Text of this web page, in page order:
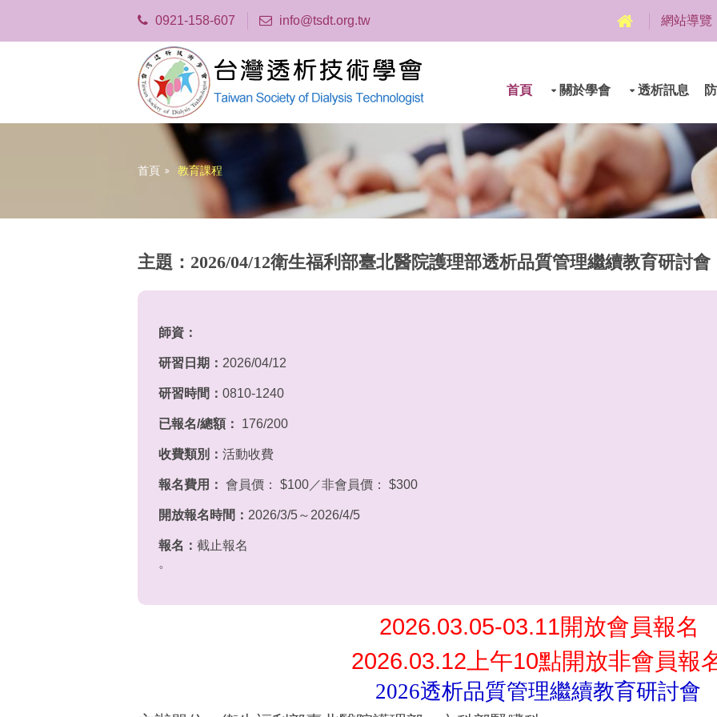
0921-158-607 info@tsdt.org.tw 網站導覽
首頁 關於學會 透析訊息
首頁 教育課程
主題：2026/04/12衛生福利部臺北醫院護理部透析品質管理繼續教育研討會
師資：
研習日期： 2026/04/12
研習時間： 0810-1240
已報名/總額： 176/200
收費類別： 活動收費
報名費用： 會員價： $100／非會員價： $300
開放報名時間： 2026/3/5～2026/4/5
報名： 截止報名
。
2026.03.05-03.11開放會員報名
2026.03.12 上午10點開放非會員報
2026透析品質管理繼續教育研討會